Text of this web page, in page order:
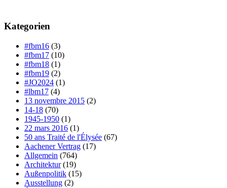
Kategorien
#fbm16 (3)
#fbm17 (10)
#fbm18 (1)
#fbm19 (2)
#JO2024 (1)
#lbm17 (4)
13 novembre 2015 (2)
14-18 (70)
1945-1950 (1)
22 mars 2016 (1)
50 ans Traité de l'Élysée (67)
Aachener Vertrag (17)
Allgemein (764)
Architektur(19)
Außenpolitik (15)
Ausstellung (2)